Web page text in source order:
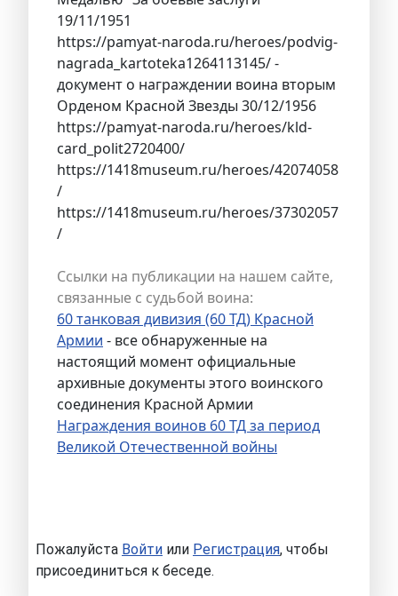
19/11/1951
https://pamyat-naroda.ru/heroes/podvig-
nagrada_kartoteka1264113145/ -
документ о награждении воина вторым
Орденом Красной Звезды 30/12/1956
https://pamyat-naroda.ru/heroes/kld-
card_polit2720400/
https://1418museum.ru/heroes/42074058
/
https://1418museum.ru/heroes/37302057
/
Ссылки на публикации на нашем сайте,
связанные с судьбой воина:
60 танковая дивизия (60 ТД) Красной
Армии - все обнаруженные на
настоящий момент официальные
архивные документы этого воинского
соединения Красной Армии
Награждения воинов 60 ТД за период
Великой Отечественной войны
Пожалуйста Войти или Регистрация, чтобы
присоединиться к беседе.